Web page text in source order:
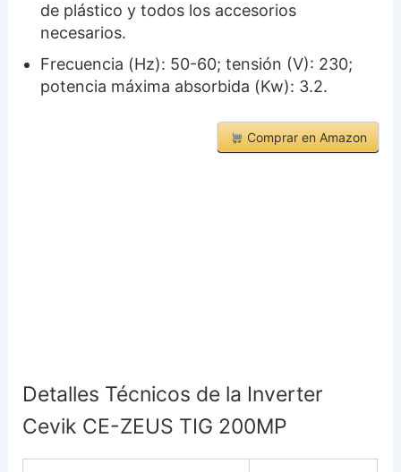
de plástico y todos los accesorios
necesarios.
Frecuencia (Hz): 50-60; tensión (V): 230;
potencia máxima absorbida (Kw): 3.2.
Comprar en Amazon
Detalles Técnicos de la Inverter
Cevik CE-ZEUS TIG 200MP